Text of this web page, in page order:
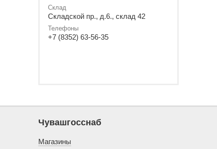
Склад
Складской пр., д.6., склад 42
Телефоны
+7 (8352) 63-56-35
Чувашгосснаб
Магазины